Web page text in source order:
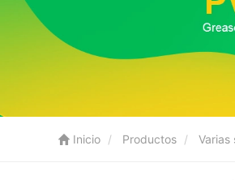
Inicio Productos Varias